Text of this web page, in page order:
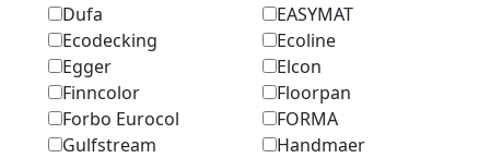
Dufa
EASYMAT
Ecodecking
Ecoline
Egger
Elcon
Finncolor
Floorpan
Forbo Eurocol
FORMA
Gulfstream
Handmaer